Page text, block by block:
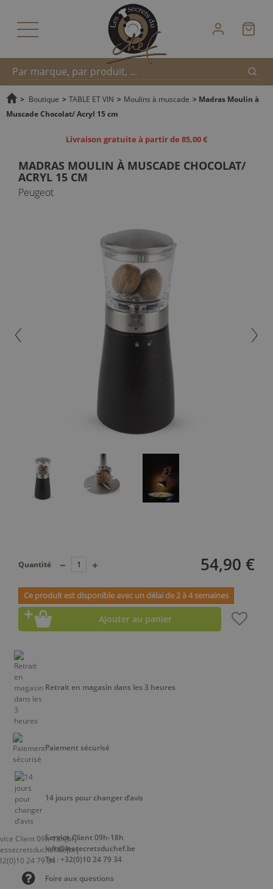
Recherche
> Boutique > TABLE ET VIN > Moulins à muscade > Madras Moulin à
Muscade Chocolat/ Acryl 15 cm
Livraison gratuite à partir de 85,00 €
MADRAS MOULIN À MUSCADE CHOCOLAT/
ACRYL 15 CM
Peugeot
54,90 €
Quantité
Ce produit est disponible avec un délai de 2 à 4 semaines
Ajouter au panier
Retrait en magasin dans les 3 heures
Paiement sécurisé
14 jours pour changer d’avis
Service Client 09h-18h
info@lessecretsduchef.be
Tel : +32(0)10 24 79 34
Foire aux questions